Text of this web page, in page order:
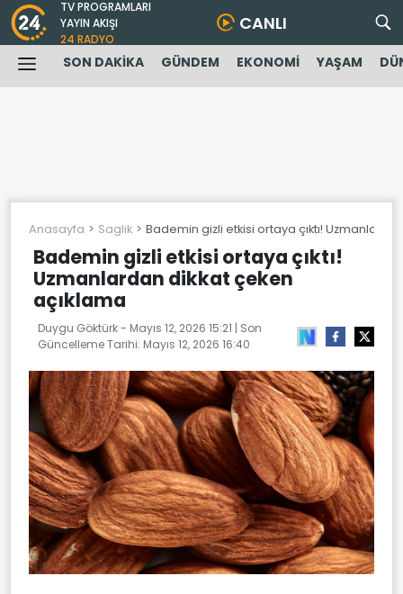
TV PROGRAMLARI
YAYIN AKIŞI
24 RADYO
CANLI
SON DAKİKA GÜNDEM EKONOMİ YAŞAM
Anasayfa Saglik Bademin gizli etkisi ortaya çıktı!
Bademin gizli etkisi ortaya çıktı!
Uzmanlardan dikkat çeken
açıklama
Duygu Göktürk - Mayıs 12, 2026 15:21 | Son
Güncelleme Tarihi: Mayıs 12, 2026 16:40